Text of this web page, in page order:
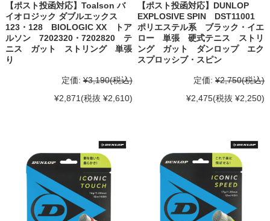
【ポスト投函対応】Toalson バ
イオロジック ダブルエックス
123・128 BIOLOGIC XX トア
ルソン 7202320・7202820 テ
ニス ガット ストリング 単張
り
定価: ¥3,190(税込)
¥2,871 (税抜 ¥2,610)
【ポスト投函対応】DUNLOP
EXPLOSIVE SPIN DST11001
ポリエステル系 ブラック・イエ
ロー 単張 硬式テニス ストリ
ング ガット ダンロップ エク
スプロッシブ・スピン
定価: ¥2,750(税込)
¥2,475(税抜 ¥2,250)